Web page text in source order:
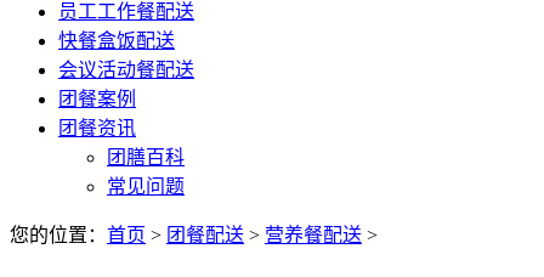
员工工作餐配送
快餐盒饭配送
会议活动餐配送
团餐案例
团餐资讯
团膳百科
常见问题
您的位置： 首页 > 团餐配送 > 营养餐配送 >